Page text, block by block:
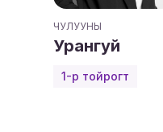
ЧУЛУУНЫ
Урангуй
1-р тойрогт